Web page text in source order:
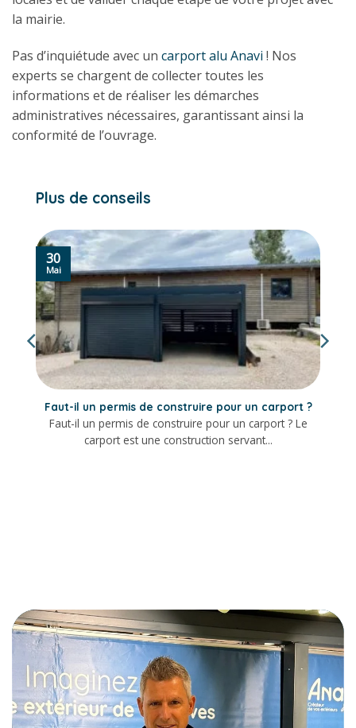
la mairie.
Pas d’inquiétude avec un carport alu Anavi ! Nos
experts se chargent de collecter toutes les
informations et de réaliser les démarches
administratives nécessaires, garantissant ainsi la
conformité de l’ouvrage.
Plus de conseils
Faut-il un permis de construire pour un carport ?
Faut-il un permis de construire pour un carport ? Le
carport est une construction servant...
30
Mai